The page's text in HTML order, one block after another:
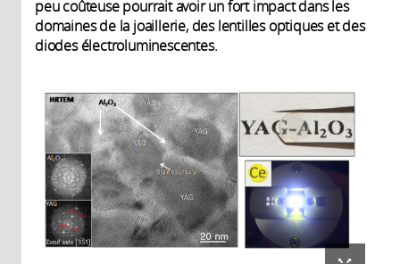
peu coûteuse pourrait avoir un fort impact dans les
domaines de la joaillerie, des lentilles optiques et des
diodes électroluminescentes.